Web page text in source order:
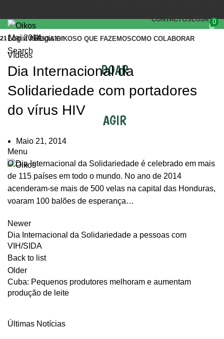
CONTACTOSLOJA 0
Login / Register
Search
INÍCIOA OIKOSO QUE FAZEMOSCOMO COLABORAR
DOAR
AGIR
Menu
Vídeos
Dia Internacional da
Solidariedade com portadores
do vírus HIV
Maio 21, 2014
21 Mai 2014
O Dia Internacional da Solidariedade é celebrado em mais
de 115 países em todo o mundo. No ano de 2014
acenderam-se mais de 500 velas na capital das Honduras,
voaram 100 balões de esperança…
Newer
Dia Internacional da Solidariedade a pessoas com
VIH/SIDA
Back to list
Older
Cuba: Pequenos produtores melhoram e aumentam
produção de leite
Últimas Notícias